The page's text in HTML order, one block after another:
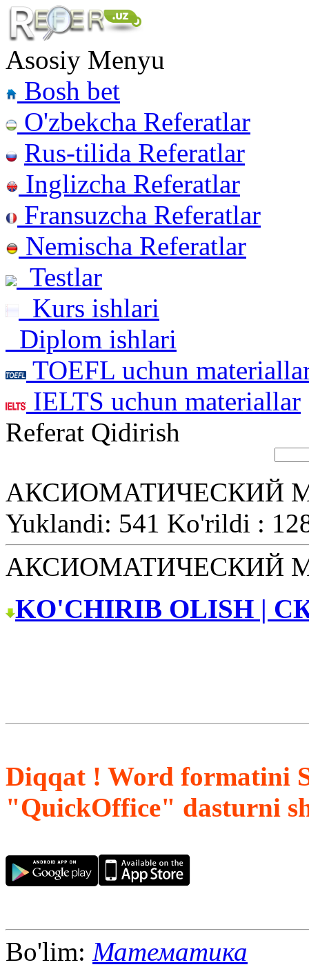
Asosiy Menyu
Bosh bet
O'zbekcha Referatlar
Rus-tilida Referatlar
Inglizcha Referatlar
Fransuzcha Referatlar
Nemischa Referatlar
Testlar
Kurs ishlari
Diplom ishlari
TOEFL uchun
IELTS uchun materiallar
Referat Qidirish
АКСИОМАТИЧЕСКИЙ
Yuklandi: 541 Ko'rildi :
АКСИОМАТИЧЕСКИЙ
KO'CHIRIB OLISH |
Diqqat ! Word formatini
"QuickOffice" dasturni
Bo'lim: Математика